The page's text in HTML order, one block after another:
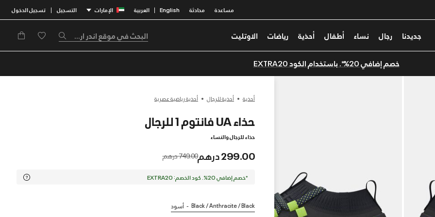
مساعدة محادثة English
| العربية الإمارات التسجيل | تسجيل الدخول
جديدنا رجال نساء أطفال أحذية رياضات الاوتليت
خصم إضافي 20%*. باستخدام الكود EXTRA20
أحذية أحذية للرجال أحذية رياضية عصرية
حذاء UA فانتوم 1 للرجال
حذاء للرجال والنساء
299.00 درهم Price reduced from
749.00 درهم to
*خصم إضافي 20%. كود الخصم: EXTRA20
Black / Anthracite / Black أسود